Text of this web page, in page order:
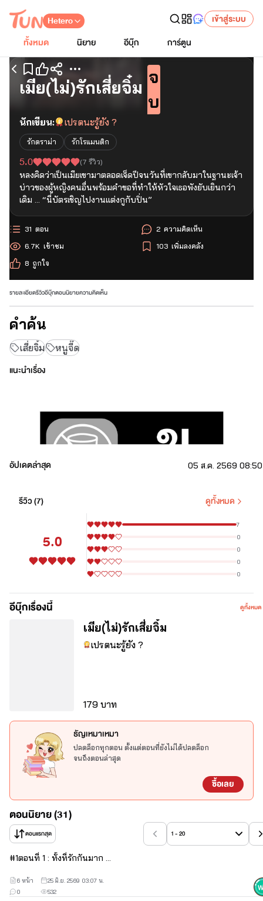
Hetero
เข้าสู่ระบบ
ทั้งหมด
นิยาย อีบุ๊ก การ์ตูน
เริ่มอ่านตอนแรก
เมีย(ไม่)รักเสี่ยจิ๋ม
จ
บ
นักเขียน: เปรตนะรู้ยัง ?
รักดราม่า รักโรแมนติก
5.0 (7 รีวิว)
หลงคิดว่าเป็นเมียเขามาตลอดเจ็ดปีจนวันที่เขากลับมาในฐานะเจ้า
บ่าวของผู้หญิงคนอื่นพร้อมคำขอที่ทำให้หัวใจเธอพังยับเยินกว่า
เดิม ... “นี่บัตรเชิญไปงานแต่งกูกับปิ่น”
ตอน
31
เข้าชม
6.7K
ถูกใจ
8
ความคิดเห็น
2
เพิ่มลงคลัง
103
รายละเอียดรีวิวอีบุ๊กตอนนิยายความคิดเห็น
คำค้น
เสี่ยจิ๋ม หนูจี๊ด
แนะนำเรื่อง
คำเตือน : เนื้อหาเรื่องนี้เป็นเพียงจินตนาการบุคคลต่าง ๆ เป็นเพียงการ
สมมติขึ้นเท่านั้น
มีการใช้กำลังการใช้ภาษาที่รุนแรง พฤติกรรมไม่เหมาะสมและ
หากพบเห็นจะขอเปรตใส่พร้อมหมายศาลอย่างไม่สนว่าแก่หรือเด็ก!!
	“แต่เสี่ยต้องกลับมาแต่งงานกับฉันไม่ใช่เหรอ ?”
“แล้วกูเคยพูดเหรอว่าจะแต่งงานกับมึง ?”
สงวนลิขสิทธิ์ตามพระราชบัญญัติลิขสิทธิ์ พ.ศ. 2558 (ฉบับเพิ่ม
อัปเดตล่าสุด 05 ส.ค. 2569
รีวิว (7) ดูทั้งหมด
5.0
7
0
0
0
0
อีบุ๊กเรื่องนี้ ดูทั้งหมด
เมีย(ไม่)รักเสี่ยจิ๋ม
เปรตนะรู้ยัง ?
179 บาท
ธัญเหมาเหมา
ปลดล็อกทุกตอน ตั้งแต่ตอนที่ยังไม่ได้ปลดล็อก
จนถึงตอนล่าสุด
ซื้อเลย
ตอนนิยาย (31)
ตอนแรกสุด 1 - 20
#1ตอนที่ 1 : ทั้งที่รักกันมาก ...
532
0
6 หน้า 25 มิ.ย. 2569 03:07 น.